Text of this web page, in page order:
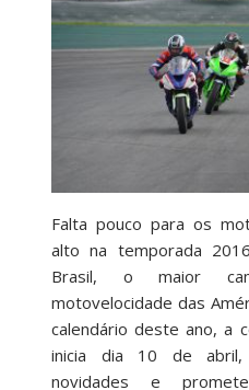
Falta pouco para os
alto na temporada
Brasil, o maior
motovelocidade das
calendário deste ano, a
inicia dia 10 de abril,
novidades e